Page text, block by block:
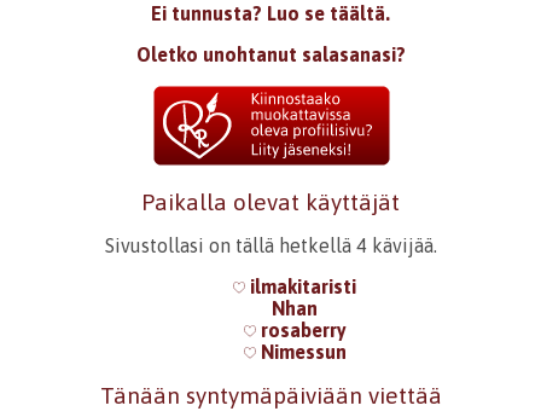
Ei tunnusta? Luo se täältä.
Oletko unohtanut salasanasi?
Paikalla olevat käyttäjät
Sivustollasi on tällä hetkellä 4 kävijää.
ilmakitaristi
Nhan
rosaberry
Nimessun
Tänään syntymäpäiviään viettää